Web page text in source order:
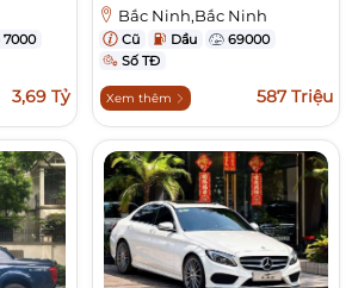
7000
3,69 Tỷ
Bắc Ninh,Bắc Ninh
Cũ Dầu
69000
Số TĐ
Xem thêm 587 Triệu